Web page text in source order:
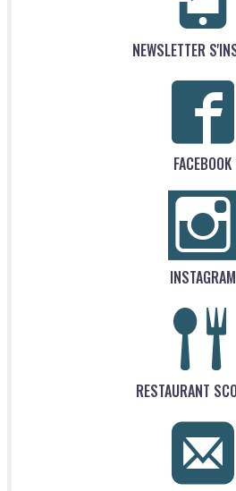
NEWSLETTER
FACEBOOK
INSTAGRAM
RESTAURANT